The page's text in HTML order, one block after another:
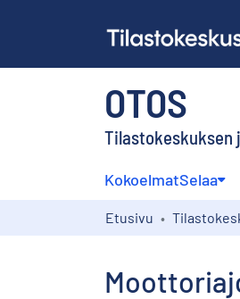
OTOS
Tilastokeskuksen
KokoelmatSelaa
Etusivu